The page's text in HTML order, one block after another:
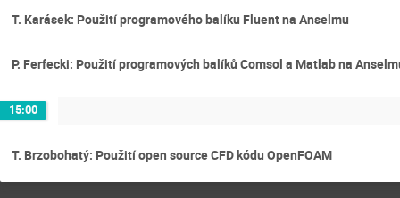
T. Karásek: Použití programového balíku Fluent na Anselmu
P. Ferfecki: Použití programových balíků Comsol a Matlab na
15:00
T. Brzobohatý: Použití open source CFD kódu OpenFOAM